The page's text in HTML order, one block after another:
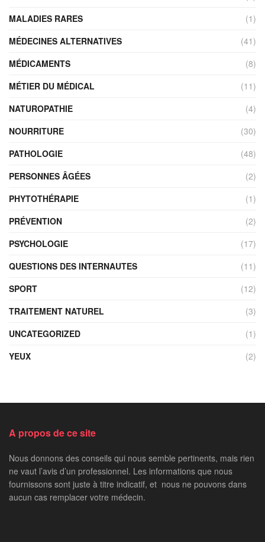
MALADIES RARES
(1)
MÉDECINES ALTERNATIVES
(41)
MÉDICAMENTS
(8)
MÉTIER DU MÉDICAL
(11)
NATUROPATHIE
(4)
NOURRITURE
(30)
PATHOLOGIE
(48)
PERSONNES ÂGÉES
(2)
PHYTOTHÉRAPIE
(1)
PRÉVENTION
(2)
PSYCHOLOGIE
(17)
QUESTIONS DES INTERNAUTES
(11)
SPORT
(12)
TRAITEMENT NATUREL
(3)
UNCATEGORIZED
(1)
YEUX
(2)
A propos de ce site
Nous donnons des conseils qui nous semble pertinents, mais rien
ne vaut l’avis d’un professionnel. Les informations que nous
fournissons sont juste à titre indicatif, et nous ne pouvons dans
aucun cas remplacer votre médecin.